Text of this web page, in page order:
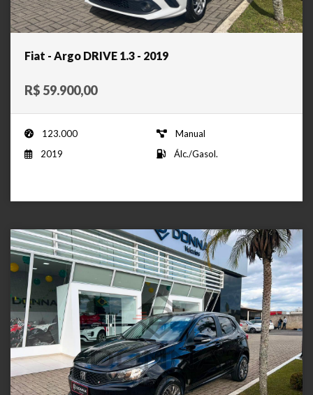
Fiat - Argo DRIVE 1.3 - 2019
R$ 59.900,00
123.000
Manual
2019
Álc./Gasol.